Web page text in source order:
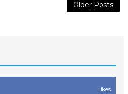
Older Posts
Likes